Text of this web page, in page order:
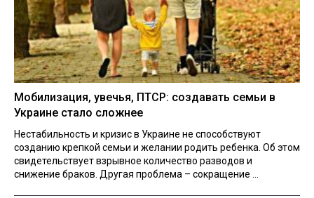
Мобилизация, увечья, ПТСР: создавать семьи в
Украине стало сложнее
Нестабильность и кризис в Украине не способствуют
созданию крепкой семьи и желании родить ребенка. Об этом
свидетельствует взрывное количество разводов и
снижение браков. Другая проблема – сокращение ...